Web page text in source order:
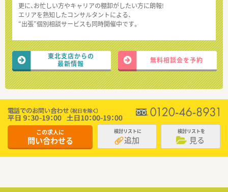
更に、お忙しい方やキャリアの棚卸がしたい方に朗報!
エリアを熟知したコンサルタントによる、
“出張”個別相談サービスも同時開催中です。
東北支店からの
最新情報
無料相談会を予約
この求人に
問い合わせる
検討リストに
追加
検討リストを
見る